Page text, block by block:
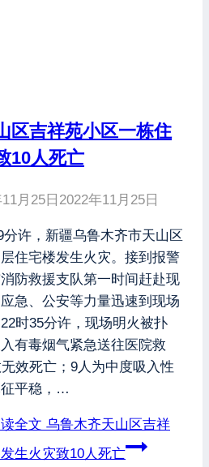
区吉祥苑小区一栋住
10人死亡
月25日 2022年11月25日
分许，新疆乌鲁木齐市天山区
住宅楼发生火灾。接到报警
防救援支队第一时间赶赴现
急、公安等力量迅速到现场
时35分许，现场明火被扑
有毒烟气紧急送往医院救
效死亡；9人为中度吸入性
平稳，…
全文 乌鲁木齐天山区吉祥
生火灾致10人死亡